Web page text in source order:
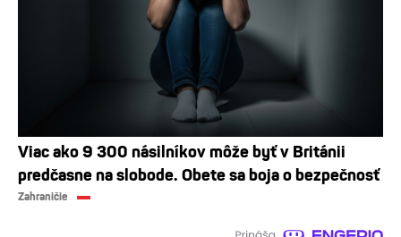
Viac ako 9 300 násilníkov môže byť v Británii
predčasne na slobode. Obete sa boja o bezpečnosť
Zahraničie